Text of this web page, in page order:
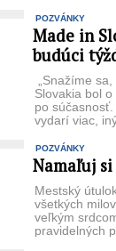
dizajnéra
POZVÁNKY
Made in
budúci
„Snažíme
Slovakia bol
po
vydarí viac,
POZVÁNKY
Namaľuj
Mestský
všetkých
veľkým
pravidelných